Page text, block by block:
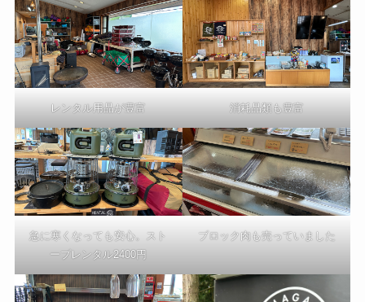
レンタル用品が豊富 消耗品類も豊富
急に寒くなっても安心。スト
ーブレンタル2400円
ブロック肉も売っていました